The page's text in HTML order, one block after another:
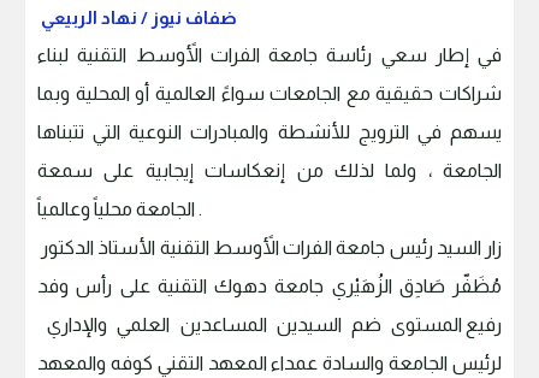
في إطار سعي رئاسة جامعة الفرات الأًوسط التقنية لبناء
شراكات حقيقية مع الجامعات سواءً العالمية أو المحلية وبما
يسهم في الترويج للأنشطة والمبادرات النوعية التي تتبناها
الجامعة ، ولما لذلك من إنعكاسات إيجابية على سمعة
الجامعة محلياً وعالمياً .
مُظَفّر صَادِق الزُهَيْري جامعة دهوك التقنية على رأس وفد
رفيع المستوى ضم السيدين المساعدين العلمي والإداري
لرئيس الجامعة والسادة عمداء المعهد التقني كوفه والمعهد